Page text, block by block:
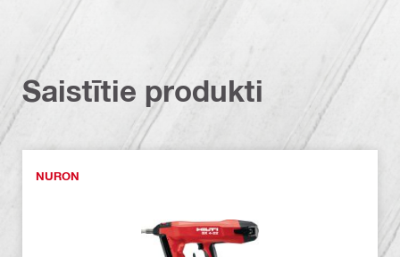
Saistītie produkti
NURON